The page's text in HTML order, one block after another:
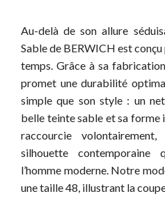
Au-delà de son allure
Sable de BERWICH est
temps. Grâce à sa
promet une durabilité
simple que son style : un
belle teinte sable et sa forme
raccourcie
silhouette
l’homme moderne. Notre
une taille 48, illustrant la